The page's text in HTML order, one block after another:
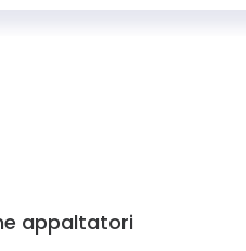
appaltatori